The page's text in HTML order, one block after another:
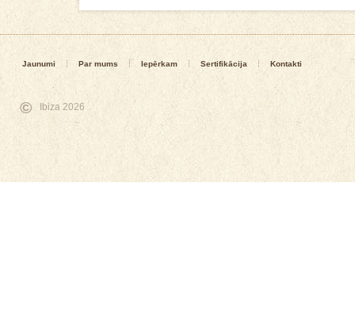
Jaunumi Par mums Iepērkam Sertifikācija Kontakti
© Ibiza 2026